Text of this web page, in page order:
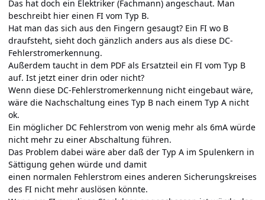
Das hat doch ein Elektriker (Fachmann) angeschaut. Man
beschreibt hier einen FI vom Typ B.
Hat man das sich aus den Fingern gesaugt? Ein FI wo B
draufsteht, sieht doch gänzlich anders aus als diese DC-
Fehlerstromerkennung.
Außerdem taucht in dem PDF als Ersatzteil ein FI vom Typ B
auf. Ist jetzt einer drin oder nicht?
Wenn diese DC-Fehlerstromerkennung nicht eingebaut wäre,
wäre die Nachschaltung eines Typ B nach einem Typ A nicht
ok.
Ein möglicher DC Fehlerstrom von wenig mehr als 6mA würde
nicht mehr zu einer Abschaltung führen.
Das Problem dabei wäre aber daß der Typ A im Spulenkern in
Sättigung gehen würde und damit
einen normalen Fehlerstrom eines anderen Sicherungskreises
des FI nicht mehr auslösen könnte.